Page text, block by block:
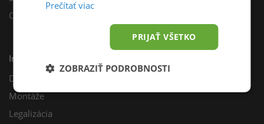
Odporúčací program
Inštalácie
Dotácie
Montáže
Legalizácia
Prečítať viac
PRIJAŤ VŠETKO
ZOBRAZIŤ PODROBNOSTI